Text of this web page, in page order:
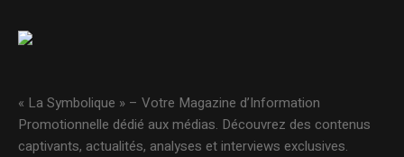
« La Symbolique » – Votre Magazine d’Information
Promotionnelle dédié aux médias. Découvrez des contenus
captivants, actualités, analyses et interviews exclusives.